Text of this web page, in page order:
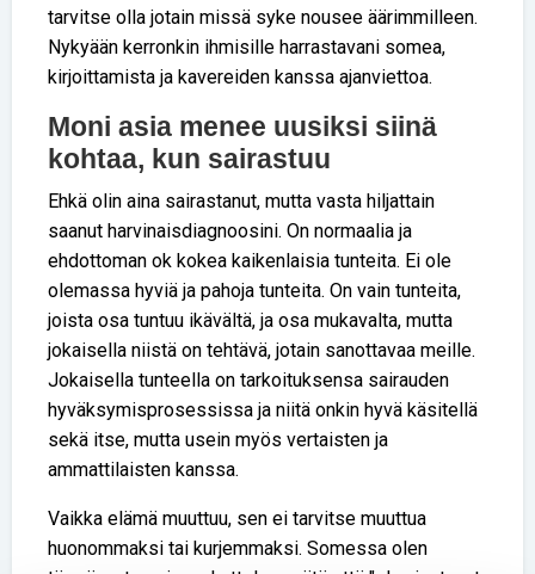
tarvitse olla jotain missä syke nousee äärimmilleen.
Nykyään kerronkin ihmisille harrastavani somea,
kirjoittamista ja kavereiden kanssa ajanviettoa.
Moni asia menee uusiksi siinä
kohtaa, kun sairastuu
Ehkä olin aina sairastanut, mutta vasta hiljattain
saanut harvinaisdiagnoosini. On normaalia ja
ehdottoman ok kokea kaikenlaisia tunteita. Ei ole
olemassa hyviä ja pahoja tunteita. On vain tunteita,
joista osa tuntuu ikävältä, ja osa mukavalta, mutta
jokaisella niistä on tehtävä, jotain sanottavaa meille.
Jokaisella tunteella on tarkoituksensa sairauden
hyväksymisprosessissa ja niitä onkin hyvä käsitellä
sekä itse, mutta usein myös vertaisten ja
ammattilaisten kanssa.
Vaikka elämä muuttuu, sen ei tarvitse muuttua
huonommaksi tai kurjemmaksi. Somessa olen